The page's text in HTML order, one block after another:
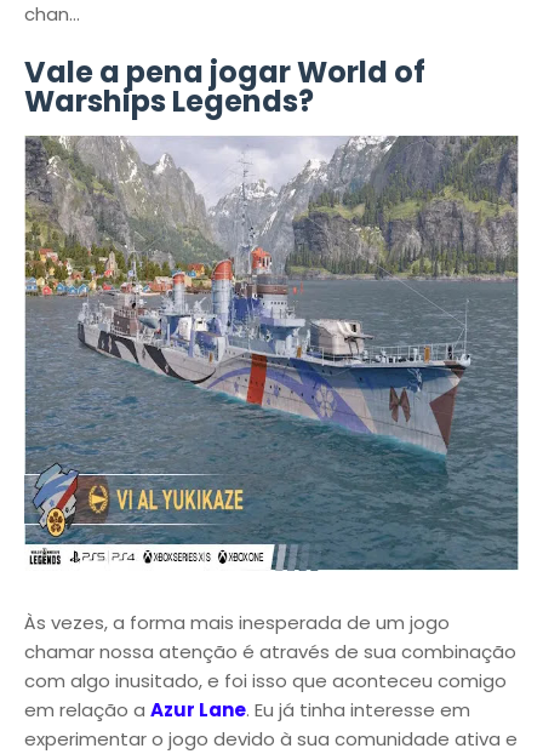
chan...
Vale a pena jogar World of
Warships Legends?
Às vezes, a forma mais inesperada de um jogo
chamar nossa atenção é através de sua combinação
com algo inusitado, e foi isso que aconteceu comigo
em relação a Azur Lane. Eu já tinha interesse em
experimentar o jogo devido à sua comunidade ativa e